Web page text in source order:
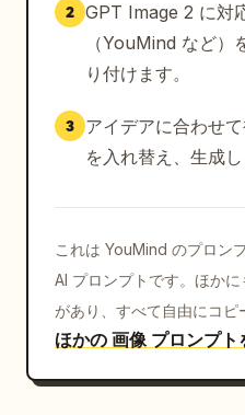
2 GPT Image 2 に対
（YouMind など）
り付けます。
3
アイデアに合わせ
を入れ替え、生成し
これは YouMind のプロン
AI プロンプトです。ほか
があり、すべて自由にコピ
ほかの 画像 プロンプト